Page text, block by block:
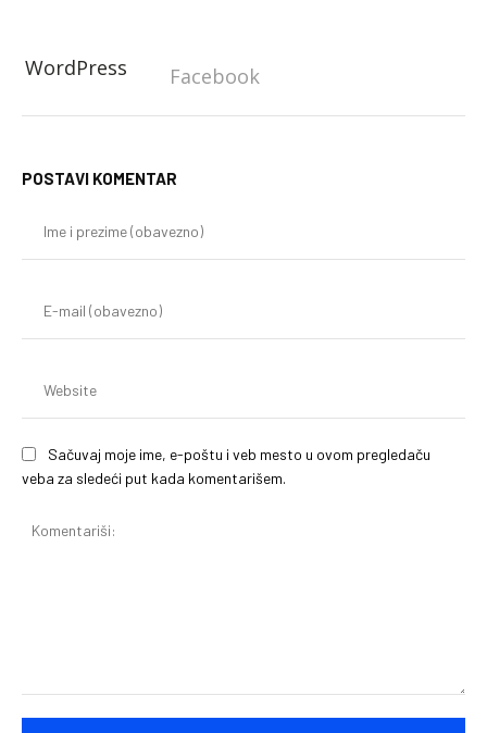
WordPress Facebook
POSTAVI KOMENTAR
Sačuvaj moje ime, e-poštu i veb mesto u ovom pregledaču
veba za sledeći put kada komentarišem.